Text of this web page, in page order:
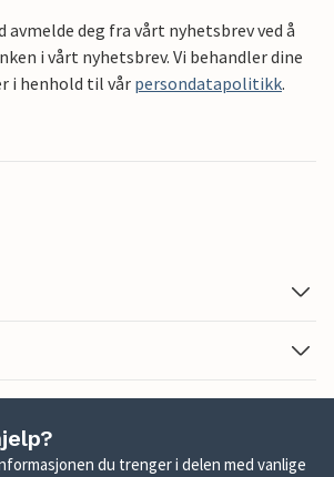
avmelde deg fra vårt nyhetsbrev ved å
i vårt nyhetsbrev. Vi behandler dine
i henhold til vår persondatapolitikk.
du trenger i delen med vanlige